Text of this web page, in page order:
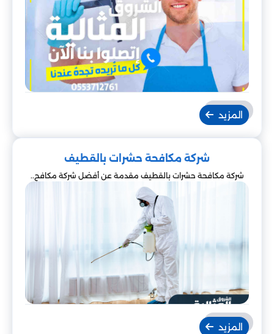
المزيد
شركة مكافحة حشرات بالقطيف
شركة مكافحة حشرات بالقطيف مقدمة عن أفضل شركة مكافح..
المزيد